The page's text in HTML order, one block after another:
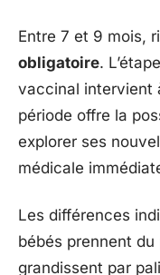
Entre 7 et 9 mois,
obligatoire.
vaccinal intervient
période offre la
explorer ses
médicale
Les différences
bébés prennent du
grandissent par